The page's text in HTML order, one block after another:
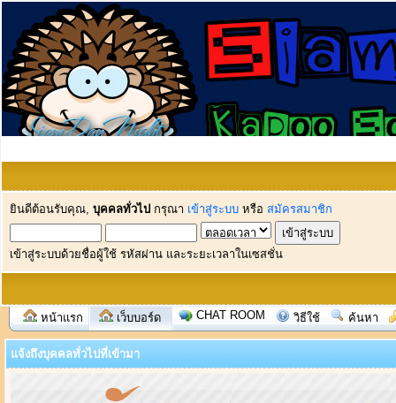
ยินดีต้อนรับคุณ, บุคคลทั่วไป กรุณา เข้าสู่ระบบ หรือ สมัครสมาชิก
เข้าสู่ระบบด้วยชื่อผู้ใช้ รหัสผ่าน และระยะเวลาในเซสชั่น
หน้าแรก เว็บบอร์ด CHAT ROOM วิธีใช้ ค้นหา
แจ้งถึงบุคคลทั่วไปที่เข้ามา